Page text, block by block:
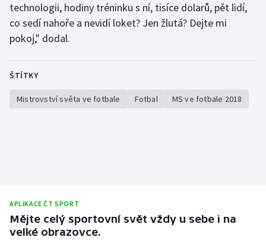
technologii, hodiny tréninku s ní, tisíce dolarů, pět lidí,
co sedí nahoře a nevidí loket? Jen žlutá? Dejte mi
pokoj," dodal.
ŠTÍTKY
Mistrovství světa ve fotbale Fotbal MS ve fotbale 2018
APLIKACE ČT SPORT
Mějte celý sportovní svět vždy u sebe i na
velké obrazovce.